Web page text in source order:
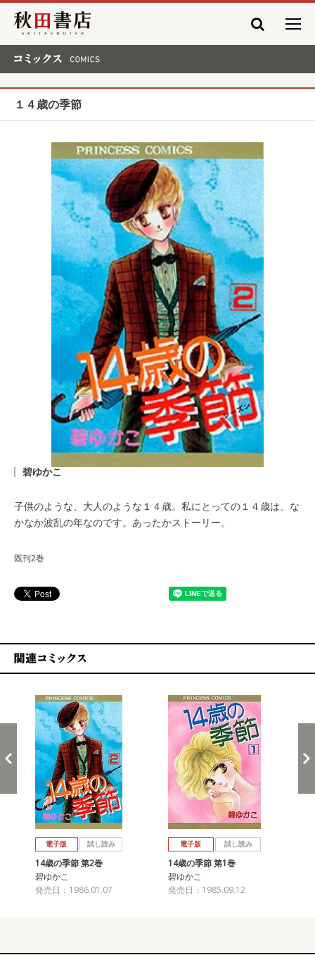
秋田書店
１４歳の季節
碧ゆかこ
子供のような、大人のような１４歳。私にとっての１４歳は、な
かなか波乱の年なのです。あったかストーリー。
既刊2巻
電子版 試し読み
14歳の季節 第2巻
碧ゆかこ
発売日：1986.01.07
電子版 試し読み
14歳の季節 第1巻
碧ゆかこ
発売日：1985.09.12